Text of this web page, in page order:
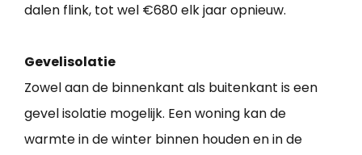
dalen flink, tot wel €680 elk jaar opnieuw.
Gevelisolatie
Zowel aan de binnenkant als buitenkant is een
gevel isolatie mogelijk. Een woning kan de
warmte in de winter binnen houden en in de